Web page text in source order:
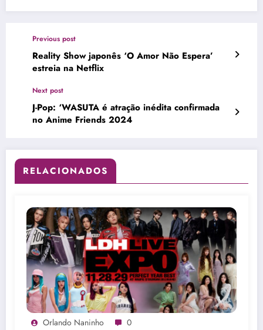
Previous post
Reality Show japonês ‘O Amor Não Espera’
estreia na Netflix
Next post
J-Pop: ‘WASUTA é atração inédita confirmada
no Anime Friends 2024
RELACIONADOS
Orlando Naninho 0